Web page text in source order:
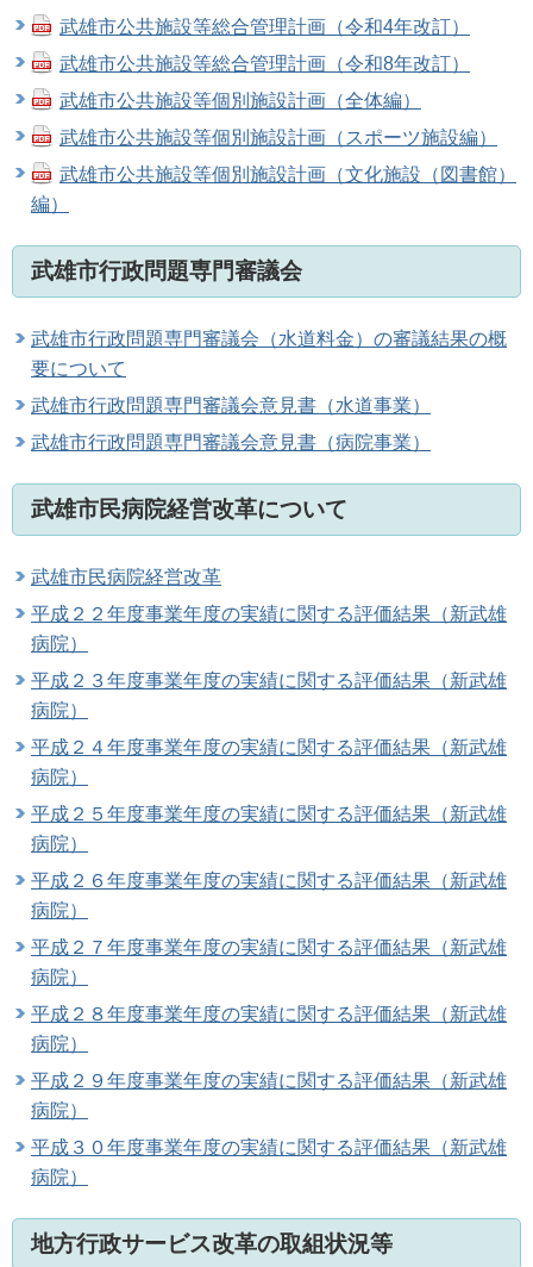
武雄市公共施設等総合管理計画（令和4年改訂）
武雄市公共施設等総合管理計画（令和8年改訂）
武雄市公共施設等個別施設計画（全体編）
武雄市公共施設等個別施設計画（スポーツ施設編）
武雄市公共施設等個別施設計画（文化施設（図書館）
編）
武雄市行政問題専門審議会
武雄市行政問題専門審議会（水道料金）の審議結果の概
要について
武雄市行政問題専門審議会意見書（水道事業）
武雄市行政問題専門審議会意見書（病院事業）
武雄市民病院経営改革について
武雄市民病院経営改革
平成２２年度事業年度の実績に関する評価結果（新武雄
病院）
平成２３年度事業年度の実績に関する評価結果（新武雄
病院）
平成２４年度事業年度の実績に関する評価結果（新武雄
病院）
平成２５年度事業年度の実績に関する評価結果（新武雄
病院）
平成２６年度事業年度の実績に関する評価結果（新武雄
病院）
平成２７年度事業年度の実績に関する評価結果（新武雄
病院）
平成２８年度事業年度の実績に関する評価結果（新武雄
病院）
平成２９年度事業年度の実績に関する評価結果（新武雄
病院）
平成３０年度事業年度の実績に関する評価結果（新武雄
病院）
地方行政サービス改革の取組状況等